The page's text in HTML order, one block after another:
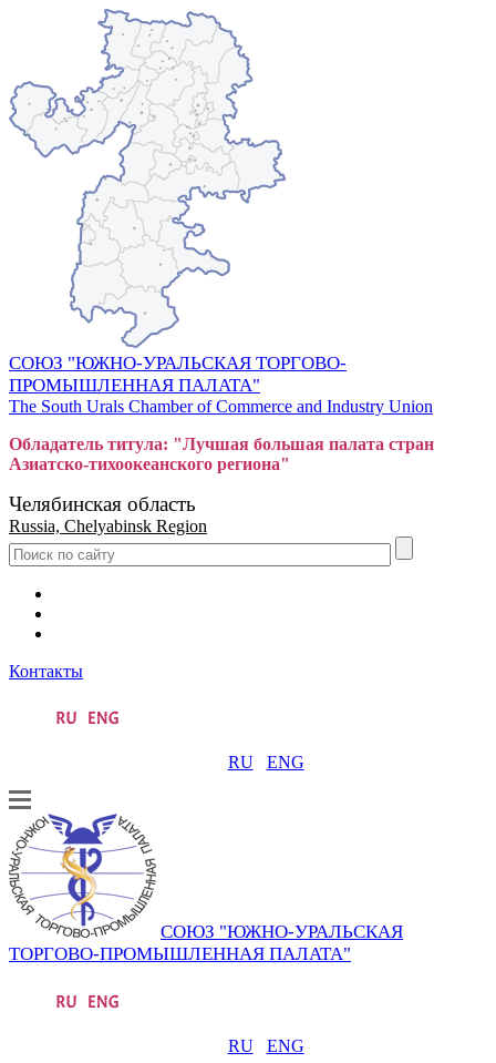
СОЮЗ "ЮЖНО-УРАЛЬСКАЯ ТОРГОВО-
ПРОМЫШЛЕННАЯ ПАЛАТА"
The South Urals Chamber of Commerce and Industry Union
Обладатель титула: "Лучшая большая палата стран
Азиатско-тихоокеанского региона"
Челябинская область
Russia, Chelyabinsk Region
Контакты
RU ENG
СОЮЗ "ЮЖНО-УРАЛЬСКАЯ
ТОРГОВО-ПРОМЫШЛЕННАЯ ПАЛАТА"
RU ENG